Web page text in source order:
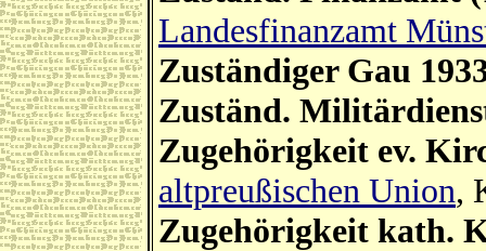
Landesfinanzamt
Zuständiger Gau
Zuständ.
Zugehörigkeit ev.
altpreußischen Union,
Zugehörigkeit kath.